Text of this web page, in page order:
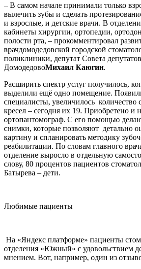
– В самом начале принимали только
вылечить зубы и сделать
и взрослые, и детские врачи. В
кабинеты хирургии, ортопедии,
полости рта, – прокомментировал
врачдомодедовской городской
поликлиники, депутат Совета
ДомодедовоМихаил Каюгин.
Расширить спектр услуг получилось,
выделили ещё одно помещение.
специалисты, увеличилось количество
кресел – сегодня их 19. Приобретено и
ортопантомограф. С его помощью
снимки, которые позволяют детально
картину и спланировать методику
реабилитации. По словам главного
отделение выросло в отдельную
слову, 80 процентов пациентов
Батырева – дети.
Любимые пациенты
На «Яндекс платформе» пациенты
отделения «Южный» с удовольствием
мнением. Вот, например, один из